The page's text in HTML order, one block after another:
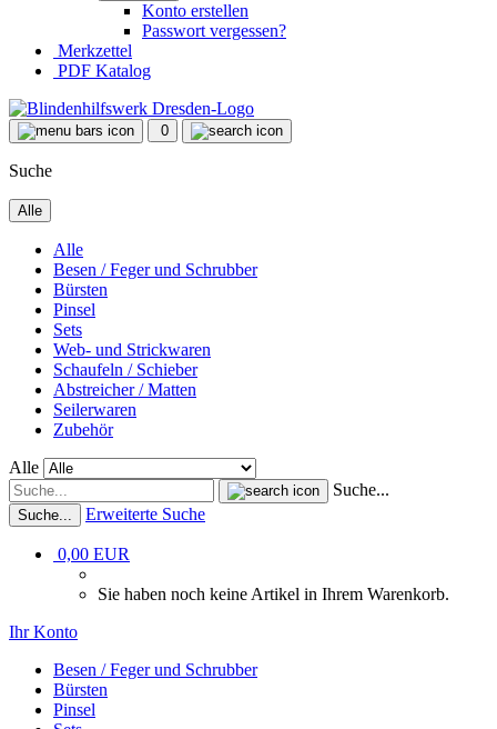
Konto erstellen
Passwort vergessen?
Merkzettel
PDF Katalog
0
Suche
Alle
Alle
Besen / Feger und Schrubber
Bürsten
Pinsel
Sets
Web- und Strickwaren
Schaufeln / Schieber
Abstreicher / Matten
Seilerwaren
Zubehör
Alle
Suche...
Suche... Erweiterte Suche
0,00 EUR
Sie haben noch keine Artikel in Ihrem Warenkorb.
Ihr Konto
Besen / Feger und Schrubber
Bürsten
Pinsel